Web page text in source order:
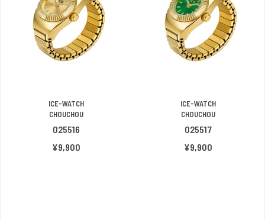
ICE-WATCH
CHOUCHOU
025516
¥9,900
ICE-WATCH
CHOUCHOU
025517
¥9,900